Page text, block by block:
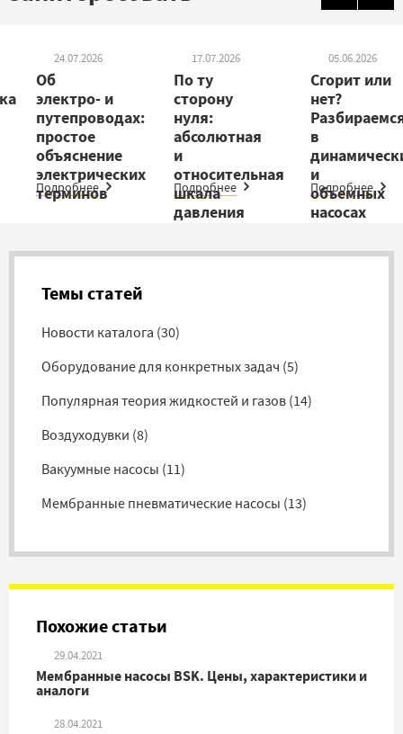
24.07.2026
Об
электро- и
путепроводах:
простое
объяснение
электрических
терминов
Подробнее
17.07.2026
По ту
сторону
нуля:
абсолютная
и
относительная
шкала
давления
Подробнее
05.06.2026
Сгорит или
нет?
в
и
объемных
насосах
Подробнее
Темы статей
Новости каталога (30)
Оборудование для конкретных задач (5)
Популярная теория жидкостей и газов (14)
Воздуходувки (8)
Вакуумные насосы (11)
Мембранные пневматические насосы (13)
Похожие статьи
29.04.2021
Мембранные насосы BSK. Цены, характеристики и
аналоги
28.04.2021